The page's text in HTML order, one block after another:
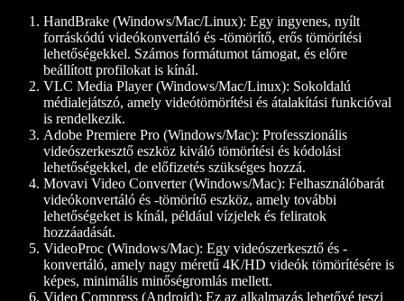
HandBrake (Windows/Mac/Linux): Egy ingyenes, nyílt
forráskódú videókonvertáló és -tömörítő, erős tömörítési
lehetőségekkel. Számos formátumot támogat, és előre
beállított profilokat is kínál.
VLC Media Player (Windows/Mac/Linux): Sokoldalú
médialejátszó, amely videótömörítési és átalakítási funkcióval
is rendelkezik.
Adobe Premiere Pro (Windows/Mac): Professzionális
videószerkesztő eszköz kiváló tömörítési és kódolási
lehetőségekkel, de előfizetés szükséges hozzá.
Movavi Video Converter (Windows/Mac): Felhasználóbarát
videókonvertáló és -tömörítő eszköz, amely további
lehetőségeket is kínál, például vízjelek és feliratok
hozzáadását.
VideoProc (Windows/Mac): Egy videószerkesztő és -
konvertáló, amely nagy méretű 4K/HD videók tömörítésére is
képes, minimális minőségromlás mellett.
Video Compress (Android): Ez az alkalmazás lehetővé teszi